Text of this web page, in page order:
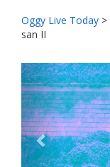
Oggy Live Today >
san II
前
へ